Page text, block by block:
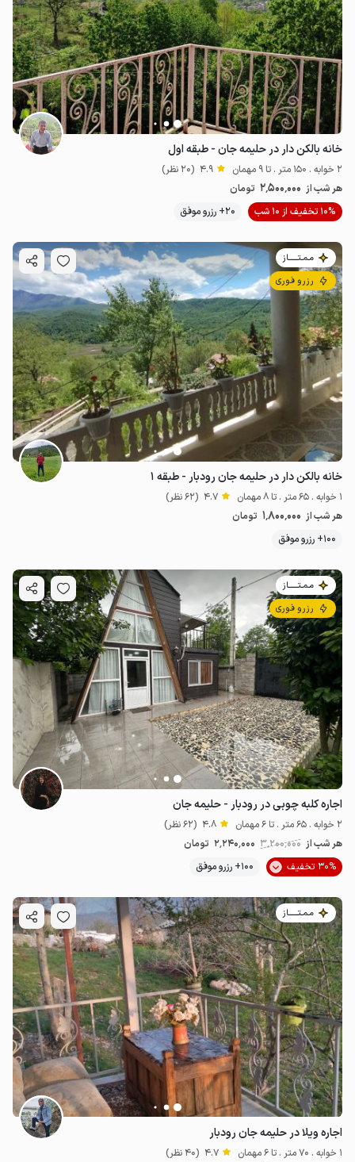
2.5 میلیون ت 4.6
خانه بالکن دار در حلیمه جان - طبقه اول
2 خوابه . 150 متر . تا 9 مهمان 4.9 (20 نظر)
هر شب از 2٬500٬000 تومان
10% تخفیف از 10 شب
20+ رزرو موفق
مـمـتــــــاز
رزرو فوری
خانه بالکن دار در حلیمه جان رودبار - طبقه ۱
1 خوابه . 65 متر . تا 8 مهمان 4.7 (62 نظر)
هر شب از 1٬800٬000 تومان
100+ رزرو موفق
مـمـتــــــاز
رزرو فوری
اجاره کلبه چوبی در رودبار - حلیمه جان
2 خوابه . 65 متر . تا 6 مهمان 4.8 (62 نظر)
هر شب از 3٬200٬000 2٬240٬000 تومان
30% تخفیف
100+ رزرو موفق
مـمـتــــــاز
اجاره ویلا در حلیمه جان رودبار
1 خوابه . 70 متر . تا 6 مهمان 4.7 (40 نظر)